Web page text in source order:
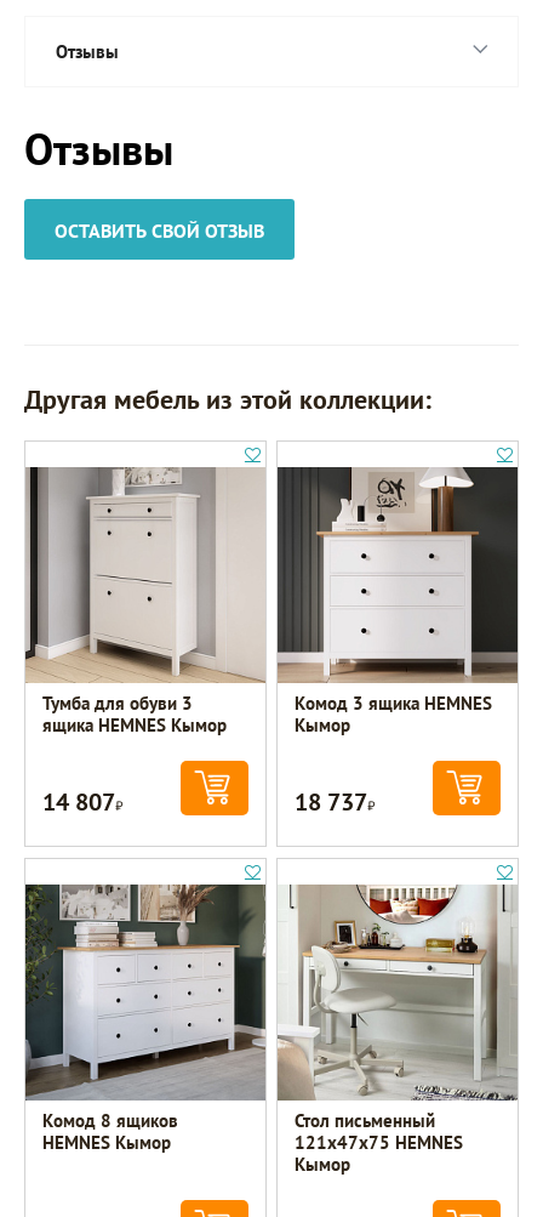
Отзывы
Отзывы
ОСТАВИТЬ СВОЙ ОТЗЫВ
Другая мебель из этой коллекции:
Тумба для обуви 3
ящика HEMNES Кымор
14 807Р
Комод 3 ящика HEMNES
Кымор
18 737Р
Комод 8 ящиков
HEMNES Кымор
Стол письменный
121х47х75 HEMNES
Кымор